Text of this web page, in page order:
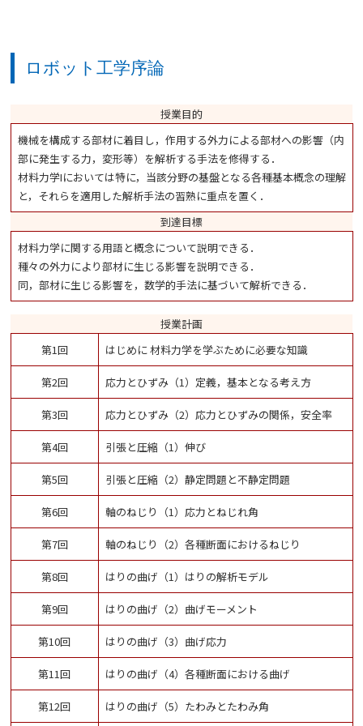
ロボット工学序論
授業目的
機械を構成する部材に着目し，作用する外力による部材への影響（内
部に発生する力，変形等）を解析する手法を修得する．
材料力学Iにおいては特に，当該分野の基盤となる各種基本概念の理解
と，それらを適用した解析手法の習熟に重点を置く．
到達目標
材料力学に関する用語と概念について説明できる．
種々の外力により部材に生じる影響を説明できる．
同，部材に生じる影響を，数学的手法に基づいて解析できる．
授業計画
第1回
はじめに 材料力学を学ぶために必要な知識
第2回 応力とひずみ（1）定義，基本となる考え方
第3回 応力とひずみ（2）応力とひずみの関係，安全率
第4回 引張と圧縮（1）伸び
第5回 引張と圧縮（2）静定問題と不静定問題
第6回 軸のねじり（1）応力とねじれ角
第7回 軸のねじり（2）各種断面におけるねじり
第8回 はりの曲げ（1）はりの解析モデル
第9回 はりの曲げ（2）曲げモーメント
第10回 はりの曲げ（3）曲げ応力
第11回 はりの曲げ（4）各種断面における曲げ
第12回 はりの曲げ（5）たわみとたわみ角